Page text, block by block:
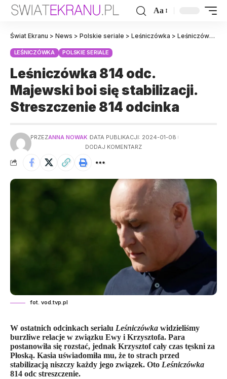
Aa
Świat Ekranu > News > Polskie seriale > Leśniczówka > Leśniczówka 814 odc. Majewski boi się stabilizacji. Streszczenie 814 odcinka
LEŚNICZÓWKA POLSKIE SERIALE
Leśniczówka 814 odc.
Majewski boi się stabilizacji.
Streszczenie 814 odcinka
PRZEZANNA NOWAK DATA PUBLIKACJI: 2024-01-08
DODAJ KOMENTARZ
fot. vod.tvp.pl
W ostatnich odcinkach serialu Leśniczówka widzieliśmy
burzliwe relacje w związku Ewy i Krzysztofa. Para
postanowiła się rozstać, jednak Krzysztof cały czas tęskni za
Płoską. Kasia uświadomiła mu, że to strach przed
stabilizacją niszczy każdy jego związek. Oto Leśniczówka
814 odc streszczenie.